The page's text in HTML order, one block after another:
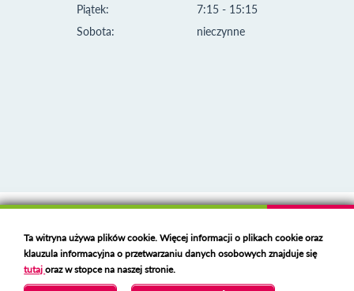
Piątek:
Sobota:
7:15 - 15:15
nieczynne
Deklaracja dostępności
Polski serwer RBL
https://polspam.pl/
Copyright 2023 Urząd Miejski w Opolu Lubelskim
Ta witryna używa plików cookie. Więcej informacji o plikach cookie oraz
klauzula informacyjna o przetwarzaniu danych osobowych znajduje się
tutajoraz w stopce na naszej stronie.